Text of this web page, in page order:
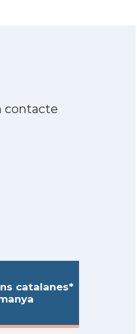
contacte
catalanes*